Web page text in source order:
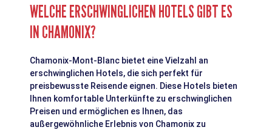
WELCHE ERSCHWINGLICHEN HOTELS GIBT ES
IN CHAMONIX?
Chamonix-Mont-Blanc bietet eine Vielzahl an
erschwinglichen Hotels, die sich perfekt für
preisbewusste Reisende eignen. Diese Hotels bieten
Ihnen komfortable Unterkünfte zu erschwinglichen
Preisen und ermöglichen es Ihnen, das
außergewöhnliche Erlebnis von Chamonix zu